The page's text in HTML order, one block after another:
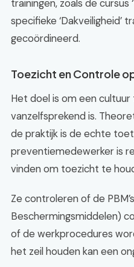
trainingen, zoals de cursus
specifieke ‘Dakveiligheid’
gecoördineerd.
Toezicht en Controle
Het doel is om een
vanzelfsprekend is.
de praktijk is de echte
preventiemedewerker is
vinden om toezicht te
Ze controleren of de
Beschermingsmiddelen)
of de werkprocedures
het zeil houden kan een